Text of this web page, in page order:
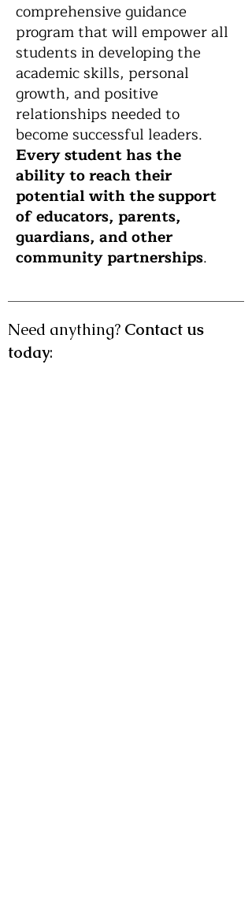
comprehensive guidance
program that will empower all
students in developing the
academic skills, personal
growth, and positive
relationships needed to
become successful leaders.
Every student has the
ability to reach their
potential with the support
of educators, parents,
guardians, and other
community partnerships.
Need anything? Contact us
today: